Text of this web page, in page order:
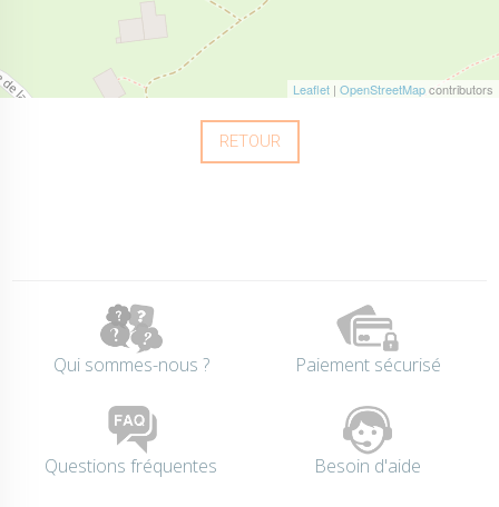
Leaflet | OpenStreetMapcontributors
RETOUR
Qui sommes-nous ? Paiement sécurisé
Questions fréquentes Besoin d'aide